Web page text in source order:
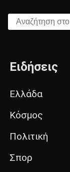
Αναζήτηση στο
Ειδήσεις
Ελλάδα
Κόσμος
Πολιτική
Σπορ